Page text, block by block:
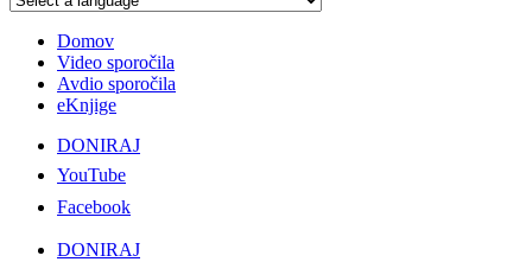
Domov
Video sporočila
Avdio sporočila
eKnjige
DONIRAJ
YouTube
Facebook
DONIRAJ